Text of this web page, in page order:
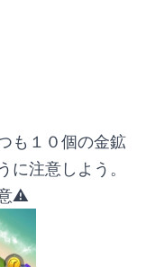
も１０個の金鉱
注意しよう。
⚠️